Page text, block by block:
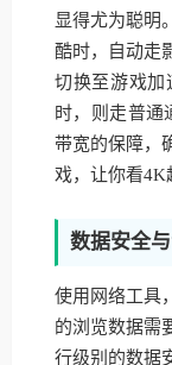
显得尤为聪明
酷时，自动走
切换至游戏加
时，则走普通
带宽的保障，
戏，让你看4K
数据安全
使用网络工具
的浏览数据需
行级别的数据